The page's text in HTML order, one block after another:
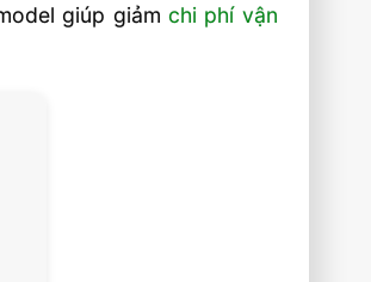
giúp giảmchi phí vận